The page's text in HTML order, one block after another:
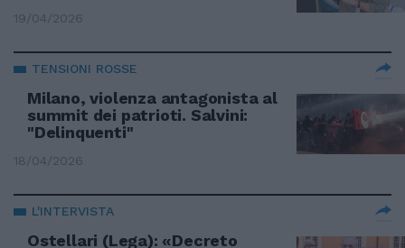
19/04/2026
TENSIONI ROSSE
Milano, violenza antagonista al
summit dei patrioti. Salvini:
"Delinquenti"
18/04/2026
L'INTERVISTA
Ostellari (Lega): «Decreto